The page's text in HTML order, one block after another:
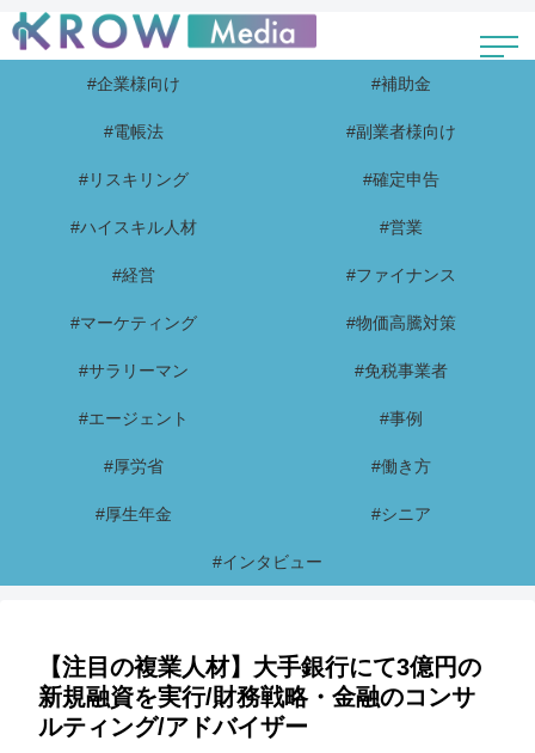
#企業様向け #補助金
#電帳法 #副業者様向け
#リスキリング #確定申告
#ハイスキル人材 #営業
#経営 #ファイナンス
#マーケティング #物価高騰対策
#サラリーマン #免税事業者
#エージェント #事例
#厚労省 #働き方
#厚生年金 #シニア
#インタビュー
【注目の複業人材】大手銀行にて3億円の
新規融資を実行/財務戦略・金融のコンサ
ルティング/アドバイザー